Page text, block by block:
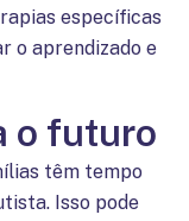
específicas
o aprendizado e
o futuro
têm tempo
Isso pode